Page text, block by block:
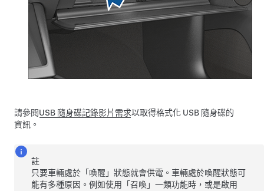
請參閱USB 隨身碟記錄影片需求以取得格式化 USB 隨身碟的
資訊。
註
只要車輛處於「喚醒」狀態就會供電。車輛處於喚醒狀態可
能有多種原因。例如使用「召喚」一類功能時，或是啟用